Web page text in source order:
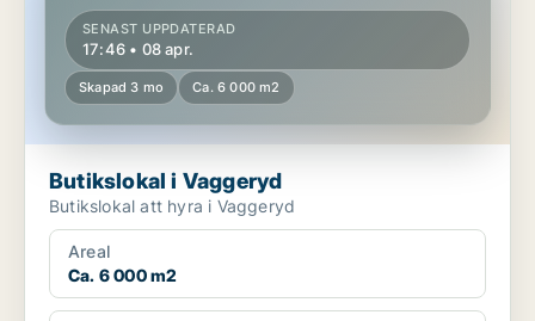
SENAST UPPDATERAD
17:46 • 08 apr.
Skapad 3 mo Ca. 6 000 m2
Butikslokal i Vaggeryd
Butikslokal att hyra i Vaggeryd
Areal
Ca. 6 000 m2